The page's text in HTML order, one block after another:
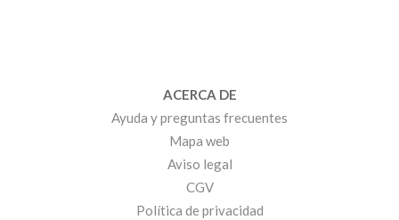
ACERCA DE
Ayuda y preguntas frecuentes
Mapa web
Aviso legal
CGV
Política de privacidad